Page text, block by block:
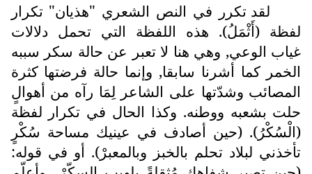
لقد تكرر في النص الشعري "هذيان" تكرار
لفظة (أَثْمَلُ). هذه اللفظة التي تحمل دلالات
غياب الوعي, وهي هنا لا تعبر عن حالة سكر سببه
الخمر كما أشرنا سابقا, وإنما حالة فرضتها كثرة
المصائب وشدّتها على الشاعر لِمَا رآه من أهوالٍ
حلت بشعبه ووطنه. وكذا الحال في تكرار لفظة
(الْسُكْرُ). (حين أصادف في عينيك مساحة سُكْرٍ
تأخذني لبلاد تحلم بالخبز وبالمعبرْ). أو في قوله: